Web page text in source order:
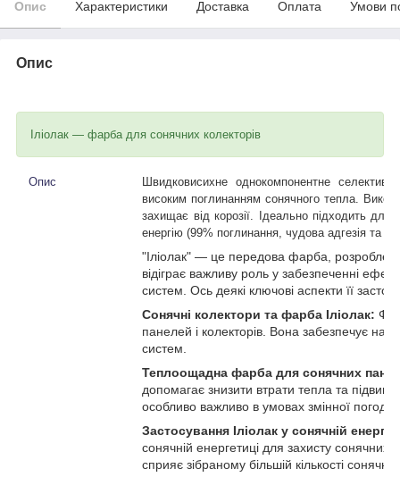
Опис Характеристики Доставка Оплата Умови
Опис
Іліолак — фарба для сонячних колекторів
Опис
Швидковисихне однокомпонентне
високим поглинанням сонячного тепла.
захищає від корозії. Ідеально підходить
енергію (99% поглинання, чудова адгезія та
"Іліолак" — це передова фарба,
відіграє важливу роль у забезпеченні
систем. Ось деякі ключові аспекти її
Сонячні колектори та фарба Іліолак:
панелей і колекторів. Вона забезпечує
систем.
Теплоощадна фарба для сонячних
допомагає знизити втрати тепла та
особливо важливо в умовах змінної погоди.
Застосування Іліолак у сонячній
сонячній енергетиці для захисту
сприяє зібраному більшій кількості сонячної